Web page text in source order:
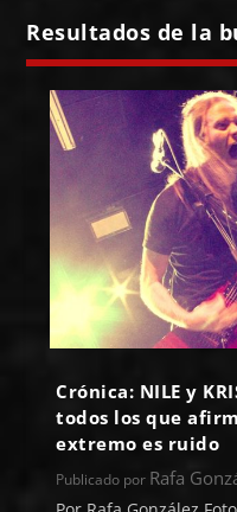
Resultados de la
Crónica: NILE y
todos los que
extremo es ruido
Publicado por Rafa